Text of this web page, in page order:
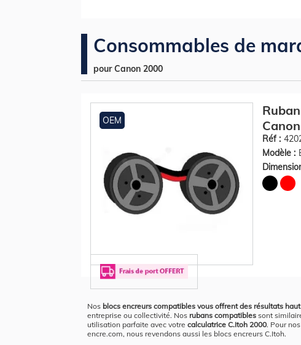
Consommables de
pour Canon 2000
OEM
Réf :
Modèle :
Nos blocs encreurs compatibles vous offrent des résultats
entreprise ou collectivité. Nos rubans compatibles sont
utilisation parfaite avec votre calculatrice C.Itoh 2000. Pour
encre.com, nous revendons aussi les blocs encreurs C.Itoh.